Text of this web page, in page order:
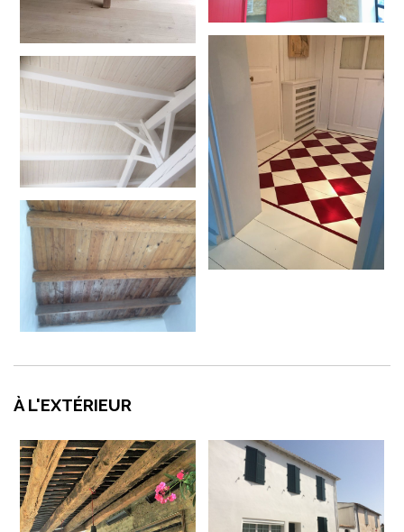
À L'EXTÉRIEUR